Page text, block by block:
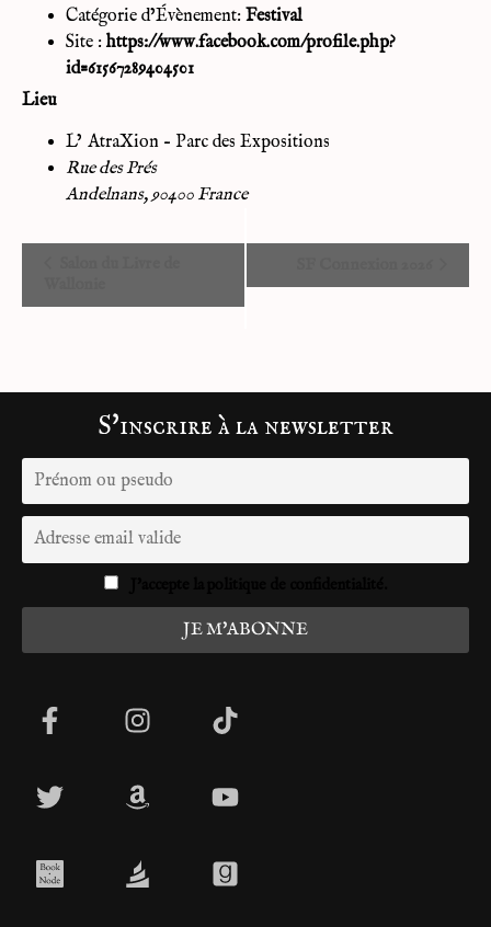
Catégorie d’Évènement: Festival
Site : https://www.facebook.com/profile.php?
id=61567289404501
Lieu
L’ AtraXion – Parc des Expositions
Rue des Prés
Andelnans,90400 France
S'inscrire à la newsletter